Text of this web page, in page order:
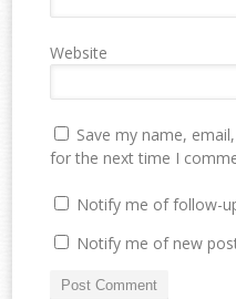
Website
Save my name,
for the next time I
Notify me of follow-
Notify me of new